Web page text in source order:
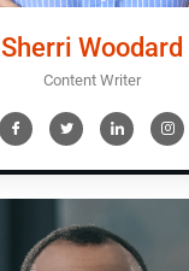
Sherri Woodard
Content Writer